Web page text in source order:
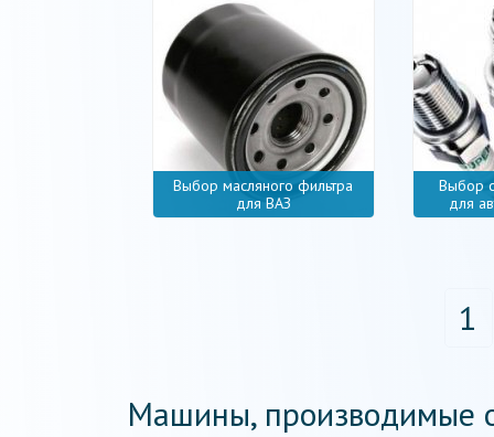
Выбор масляного фильтра
для ВАЗ
Выбор
для
1
Машины, производимые